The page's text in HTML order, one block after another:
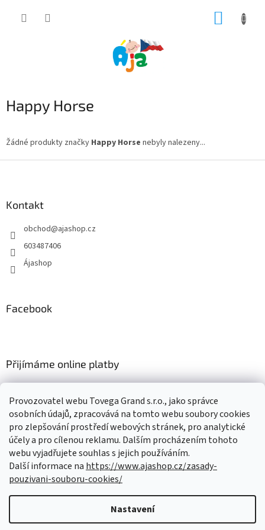
Provozovatel webu Tovega Grand s.r.o., jako správce
osobních údajů, zpracovává na tomto webu soubory cookies
pro zlepšování prostředí webových stránek, pro analytické
účely a pro cílenou reklamu. Dalším procházením tohoto
webu vyjadřujete souhlas s jejich používáním.
Další informace na https://www.ajashop.cz/zasady-
pouzivani-souboru-cookies/
Nastavení
Happy Horse
Žádné produkty značky Happy Horse nebyly nalezeny...
Kontakt
obchod@ajashop.cz
603487406
Ájashop
Facebook
Přijímáme online platby
Nákupní košík
0KS /0 KČ
Vytvořil Shoptet